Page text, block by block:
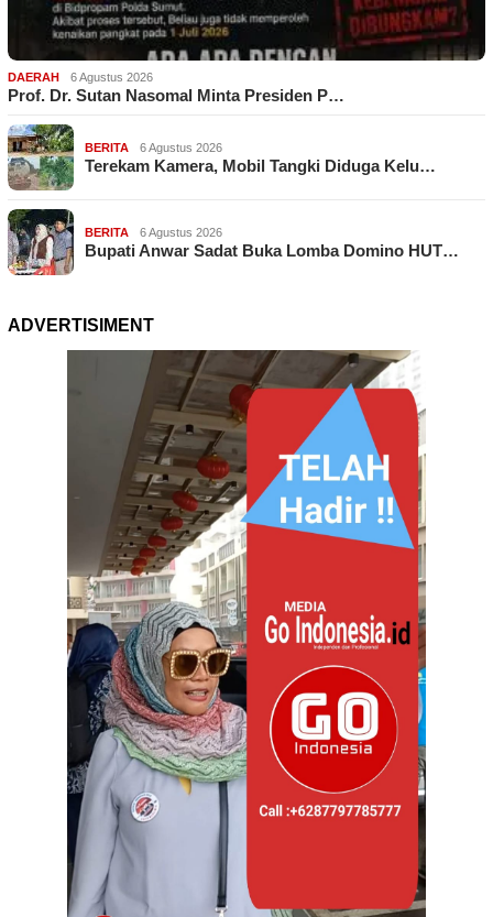
DAERAH 6 Agustus 2026
Prof. Dr. Sutan Nasomal Minta Presiden P…
BERITA 6 Agustus 2026
Terekam Kamera, Mobil Tangki Diduga Kelu…
BERITA 6 Agustus 2026
Bupati Anwar Sadat Buka Lomba Domino HUT…
ADVERTISIMENT